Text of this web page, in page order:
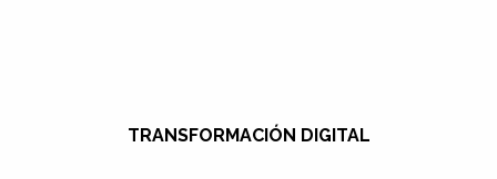
TRANSFORMACIÓN DIGITAL